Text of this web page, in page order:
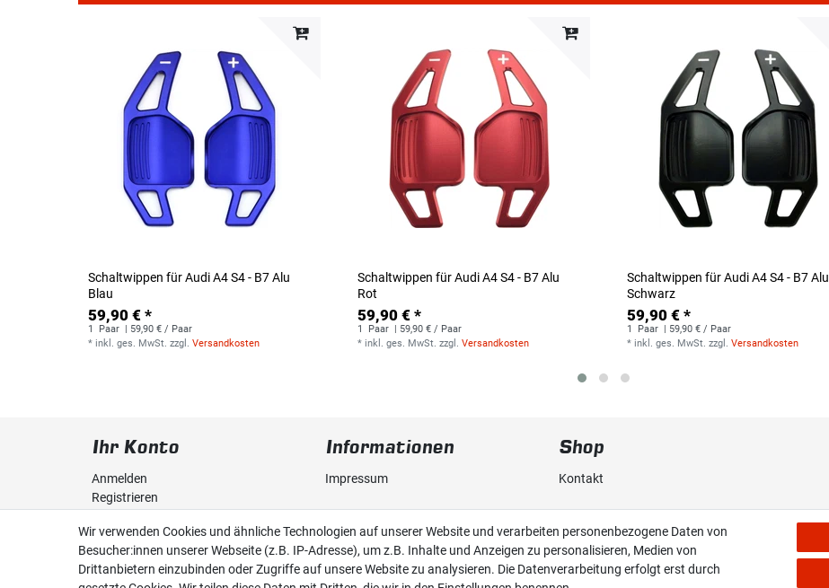
Schaltwippen für Audi A4 S4 - B7 Alu
Blau
59,90 € *
1 Paar
| 59,90 € / Paar
* inkl. ges. MwSt. zzgl.Versandkosten
Schaltwippen für Audi A4 S4 - B7 Alu
Rot
59,90 € *
1 Paar
| 59,90 € / Paar
* inkl. ges. MwSt. zzgl.Versandkosten
Schaltwippen für Audi A4 S4 - B7 Alu
Schwarz
59,90 € *
1 Paar
| 59,90 € / Paar
* inkl. ges. MwSt. zzgl.Versandkosten
Ihr Konto
Anmelden
Registrieren
Warenkorb
Wunschliste
Informationen
Impressum
AGB
Shop
Kontakt
Widerrufs­recht
Wir verwenden Cookies und ähnliche Technologien auf unserer Website und verarbeiten personenbezogene Daten von
Besucher:innen unserer Webseite (z.B. IP-Adresse), um z.B. Inhalte und Anzeigen zu personalisieren, Medien von
Drittanbietern einzubinden oder Zugriffe auf unsere Website zu analysieren. Die Datenverarbeitung erfolgt erst durch